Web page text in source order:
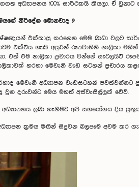
අධ්‍යාපනය 100% සාර්ථකයි කියලා. ඒ
නිර්දේශ මොනවාද ?
එක්කාසු කරගෙන මෙම බාධා වලට
එක්විය හැකි අයුරින් රූපවාහිනී නාලිකා මගින්
එත් එම නාලිකා ප්‍රචාරය වන්නේ
හරහා මෙවැනි වැඩ සටහන් ප්‍රචාරය
මෙවැනි අධ්‍යාපන වැඩසටහන් පවත්වන්නට
වුන දරුවන්ට මෙය මහත් අස්වැසිල්ලක් වේවි.
ලබා ගැනීමට අපි සහයෝගය දිය
ක්‍රමය මඟින් සිදුවන බලපෑම අවම කර